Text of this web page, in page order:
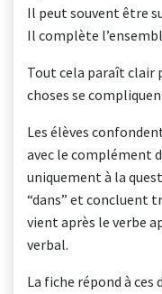
Il peut souvent être
Il complète
Tout cela paraît clair
choses se
Les élèves
avec le complément
uniquement à la
“dans” et concluent
vient après le verbe
verbal.
La fiche répond à ces